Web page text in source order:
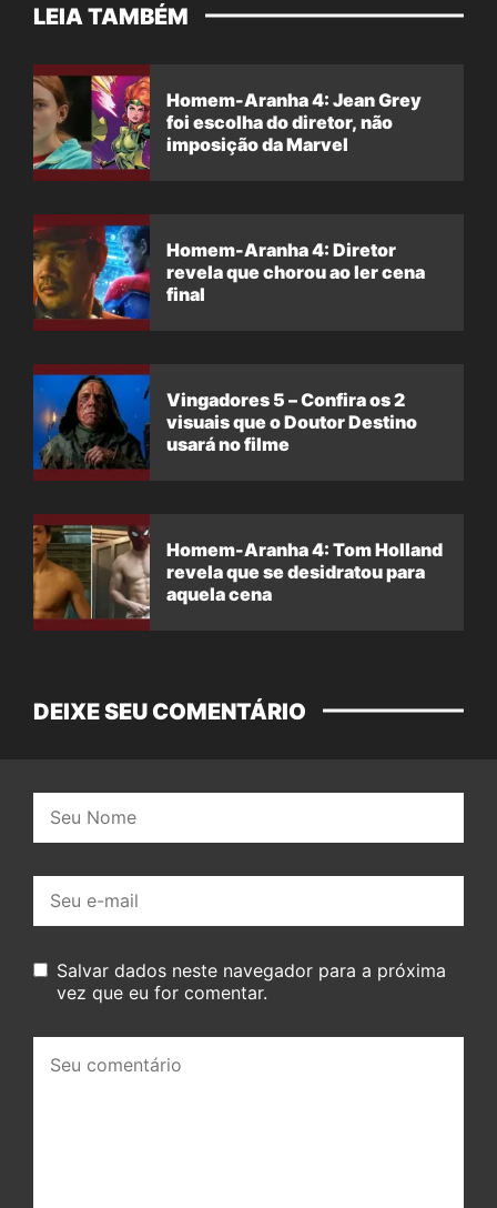
LEIA TAMBÉM
Homem-Aranha 4: Jean Grey
foi escolha do diretor, não
imposição da Marvel
Homem-Aranha 4: Diretor
revela que chorou ao ler cena
final
Vingadores 5 – Confira os 2
visuais que o Doutor Destino
usará no filme
Homem-Aranha 4: Tom Holland
revela que se desidratou para
aquela cena
DEIXE SEU COMENTÁRIO
mail:
Salvar dados neste navegador para a próxima
vez que eu for comentar.
comentário: